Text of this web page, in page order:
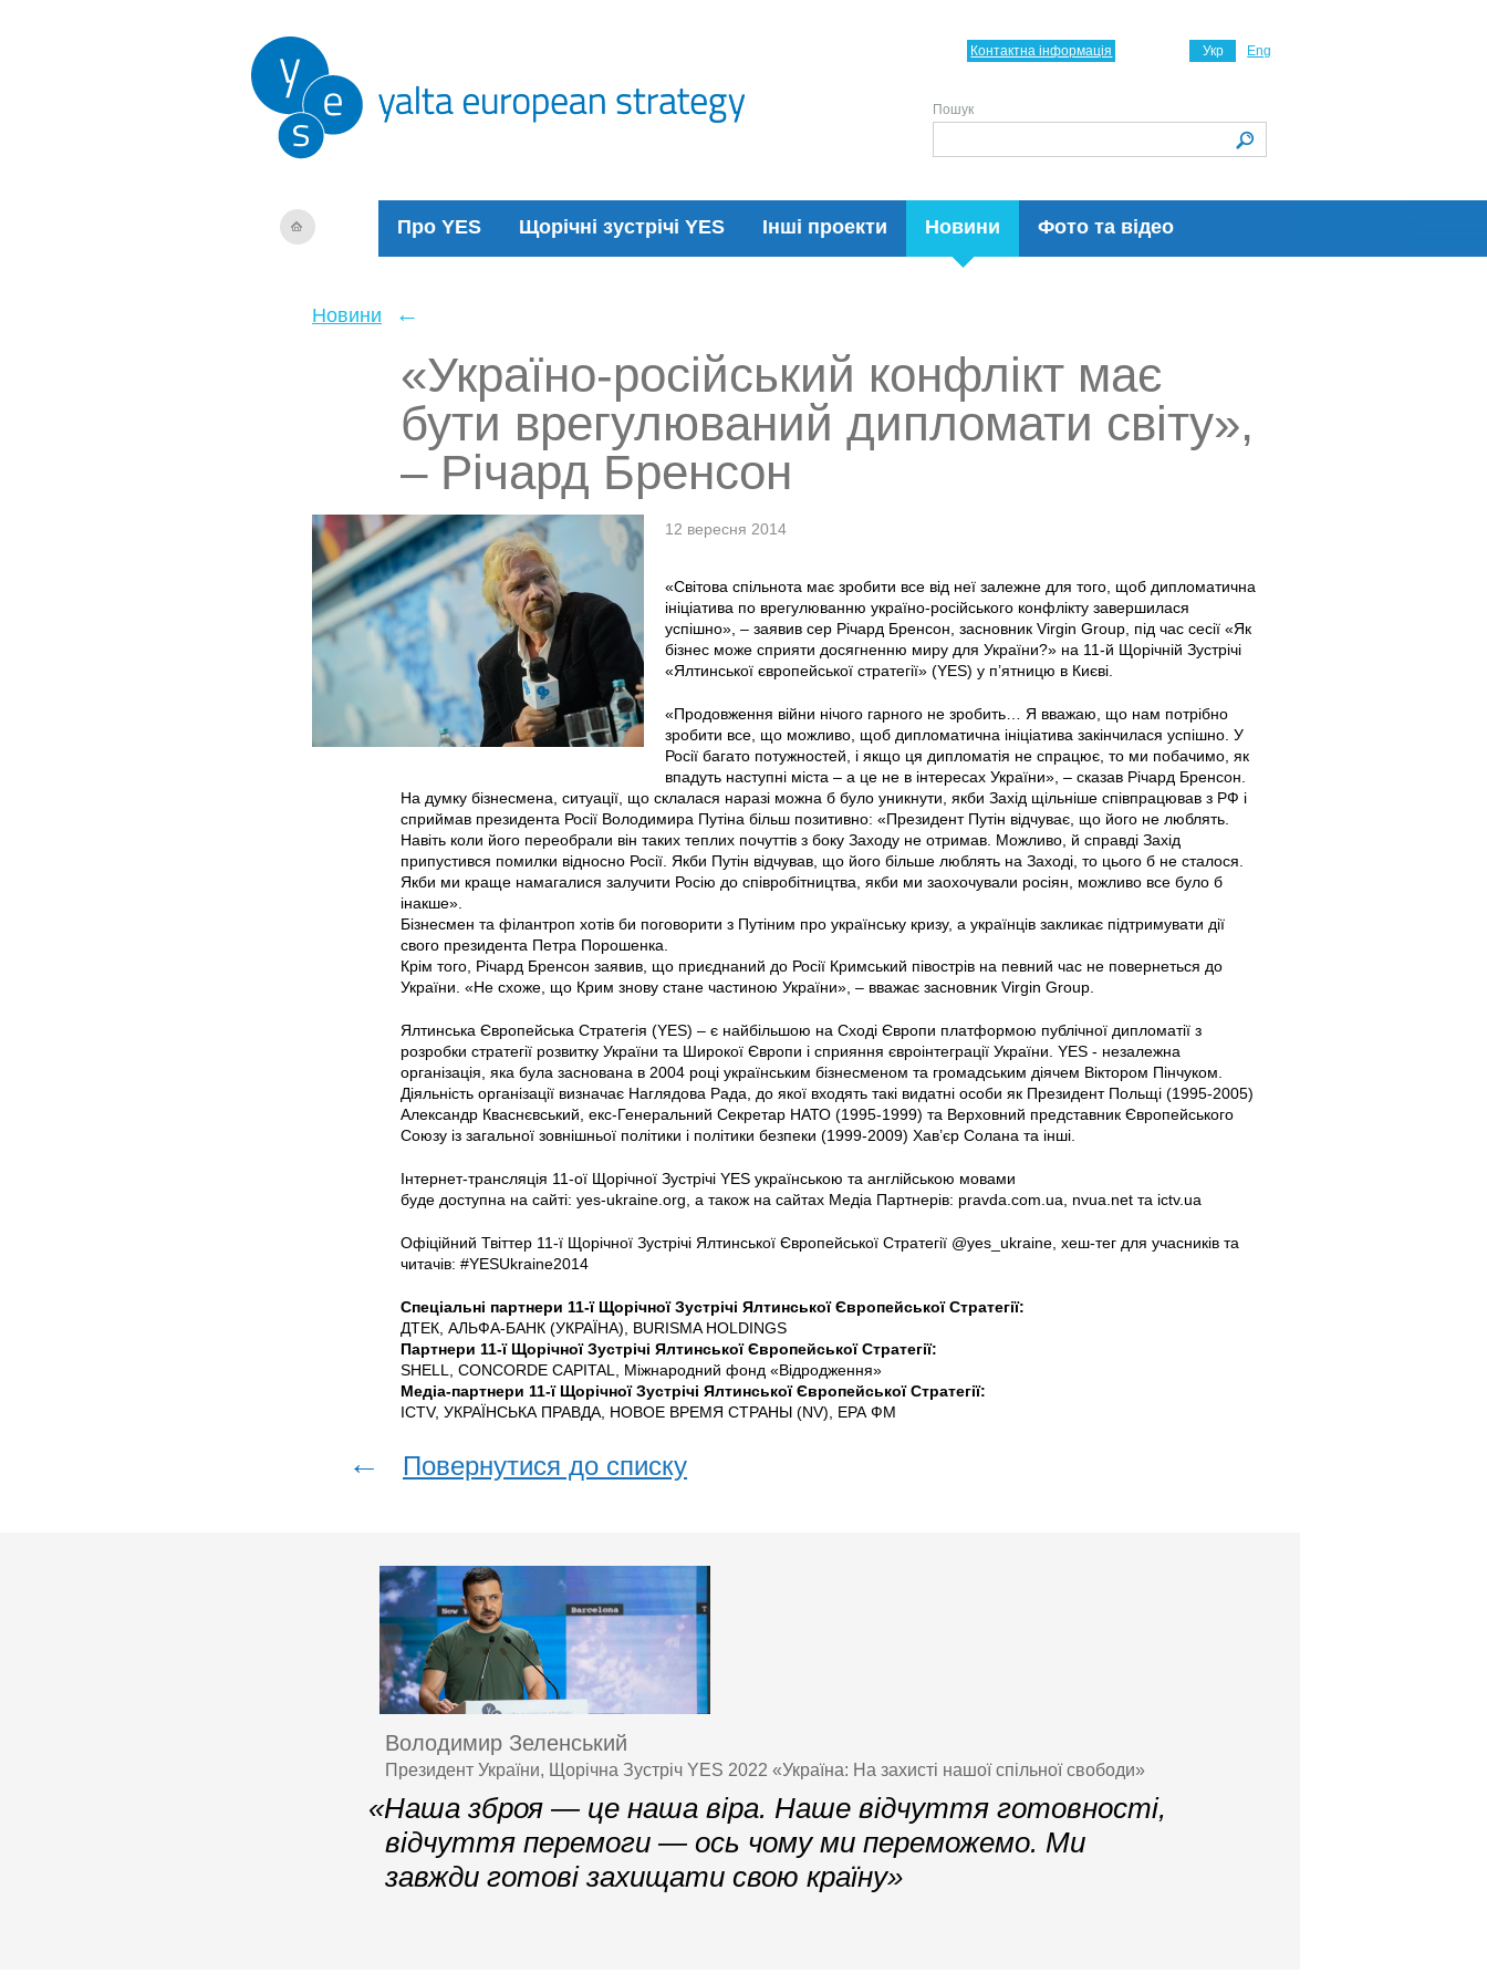
Про YES Щорічні зустрічі YES Інші проекти Новини Фото та відео
Укр Eng
Контактна інформація
Пошук
Новини ←
«Україно-російський конфлікт має
бути врегулюваний дипломати світу»,
– Річард Бренсон
12 вересня 2014
«Світова спільнота має зробити все від неї залежне для того, щоб дипломатична
ініціатива по врегулюванню україно-російського конфлікту завершилася
успішно», – заявив сер Річард Бренсон, засновник Virgin Group, під час сесії «Як
бізнес може сприяти досягненню миру для України?» на 11-й Щорічній Зустрічі
«Ялтинської європейської стратегії» (YES) у п’ятницю в Києві.
«Продовження війни нічого гарного не зробить… Я вважаю, що нам потрібно
зробити все, що можливо, щоб дипломатична ініціатива закінчилася успішно. У
Росії багато потужностей, і якщо ця дипломатія не спрацює, то ми побачимо, як
впадуть наступні міста – а це не в інтересах України», – сказав Річард Бренсон.
На думку бізнесмена, ситуації, що склалася наразі можна б було уникнути, якби Захід щільніше співпрацював з РФ і
сприймав президента Росії Володимира Путіна більш позитивно: «Президент Путін відчуває, що його не люблять.
Навіть коли його переобрали він таких теплих почуттів з боку Заходу не отримав. Можливо, й справді Захід
припустився помилки відносно Росії. Якби Путін відчував, що його більше люблять на Заході, то цього б не сталося.
Якби ми краще намагалися залучити Росію до співробітництва, якби ми заохочували росіян, можливо все було б
інакше».
Бізнесмен та філантроп хотів би поговорити з Путіним про українську кризу, а українців закликає підтримувати дії
свого президента Петра Порошенка.
Крім того, Річард Бренсон заявив, що приєднаний до Росії Кримський півострів на певний час не повернеться до
України. «Не схоже, що Крим знову стане частиною України», – вважає засновник Virgin Group.
Ялтинська Європейська Стратегія (YES) – є найбільшою на Сході Європи платформою публічної дипломатії з
розробки стратегії розвитку України та Широкої Європи і сприяння євроінтеграції України. YES - незалежна
організація, яка була заснована в 2004 році українським бізнесменом та громадським діячем Віктором Пінчуком.
Діяльність організації визначає Наглядова Рада, до якої входять такі видатні особи як Президент Польщі (1995-2005)
Александр Кваснєвський, екс-Генеральний Секретар НАТО (1995-1999) та Верховний представник Європейського
Союзу із загальної зовнішньої політики і політики безпеки (1999-2009) Хав’єр Солана та інші.
Інтернет-трансляція 11-ої Щорічної Зустрічі YES українською та англійською мовами
буде доступна на сайті: yes-ukraine.org, а також на сайтах Медіа Партнерів: pravda.com.ua, nvua.net та ictv.ua
Офіційний Твіттер 11-ї Щорічної Зустрічі Ялтинської Європейської Стратегії @yes_ukraine, хеш-тег для учасників та
читачів: #YESUkraine2014
Спеціальні партнери 11-ї Щорічної Зустрічі Ялтинської Європейської Стратегії:
ДТЕК, АЛЬФА-БАНК (УКРАЇНА), BURISMA HOLDINGS
Партнери 11-ї Щорічної Зустрічі Ялтинської Європейської Стратегії:
SHELL, CONCORDE CAPITAL, Міжнародний фонд «Відродження»
Медіа-партнери 11-ї Щорічної Зустрічі Ялтинської Європейської Стратегії:
ICTV, УКРАЇНСЬКА ПРАВДА, НОВОЕ ВРЕМЯ СТРАНЫ (NV), ЕРА ФM
← Повернутися до списку
Володимир Зеленський
Президент України, Щорічна Зустріч YES 2022 «Україна: На захисті нашої спільної свободи»
«Наша зброя — це наша віра. Наше відчуття готовності,
відчуття перемоги — ось чому ми переможемо. Ми
завжди готові захищати свою країну»